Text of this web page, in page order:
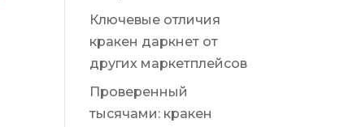
Ключевые отличия
кракен даркнет от
других маркетплейсов
Проверенный
тысячами: кракен